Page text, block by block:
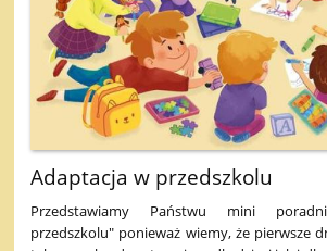
Adaptacja w przedszkolu
Przedstawiamy Państwu mini
przedszkolu" ponieważ wiemy, że pierwsze